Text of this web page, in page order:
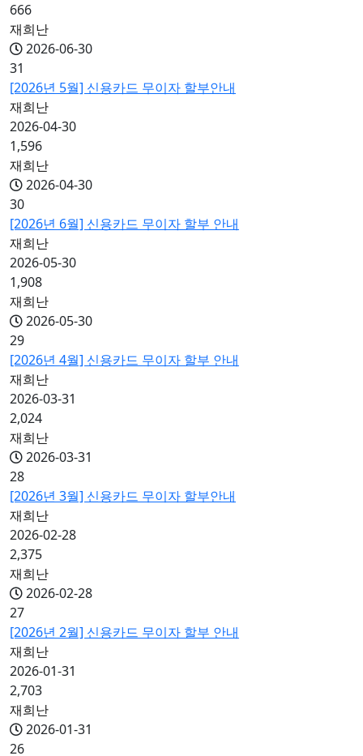
666
재희난
2026-06-30
31
[2026년 5월] 신용카드 무이자 할부안내
재희난
2026-04-30
1,596
재희난
2026-04-30
30
[2026년 6월] 신용카드 무이자 할부 안내
재희난
2026-05-30
1,908
재희난
2026-05-30
29
[2026년 4월] 신용카드 무이자 할부 안내
재희난
2026-03-31
2,024
재희난
2026-03-31
28
[2026년 3월] 신용카드 무이자 할부안내
재희난
2026-02-28
2,375
재희난
2026-02-28
27
[2026년 2월] 신용카드 무이자 할부 안내
재희난
2026-01-31
2,703
재희난
2026-01-31
26